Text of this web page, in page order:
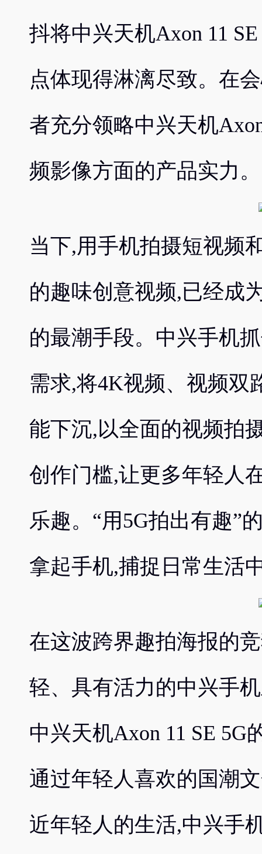
抖将中兴天机Axon 11
点体现得淋漓尽致。在
者充分领略中兴天机
频影像方面的产品实力。
当下,用手机拍摄短视频
的趣味创意视频,已经成
的最潮手段。中兴手机
需求,将4K视频、视频双
能下沉,以全面的视频拍
创作门槛,让更多年轻人
乐趣。“用5G拍出有趣”
拿起手机,捕捉日常生活
在这波跨界趣拍海报的
轻、具有活力的中兴手
中兴天机Axon 11 SE
通过年轻人喜欢的国潮
近年轻人的生活,中兴手